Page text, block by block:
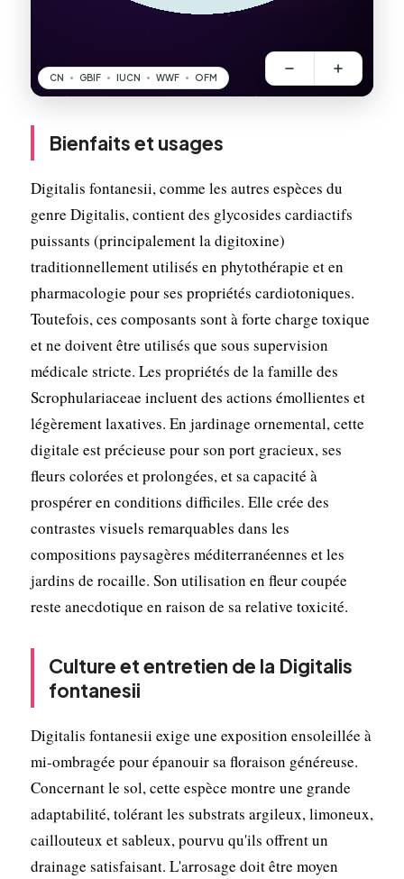
Bienfaits et usages
Digitalis fontanesii, comme les autres espèces du
genre Digitalis, contient des glycosides cardiactifs
puissants (principalement la digitoxine)
traditionnellement utilisés en phytothérapie et en
pharmacologie pour ses propriétés cardiotoniques.
Toutefois, ces composants sont à forte charge toxique
et ne doivent être utilisés que sous supervision
médicale stricte. Les propriétés de la famille des
Scrophulariaceae incluent des actions émollientes et
légèrement laxatives. En jardinage ornemental, cette
digitale est précieuse pour son port gracieux, ses
fleurs colorées et prolongées, et sa capacité à
prospérer en conditions difficiles. Elle crée des
contrastes visuels remarquables dans les
compositions paysagères méditerranéennes et les
jardins de rocaille. Son utilisation en fleur coupée
reste anecdotique en raison de sa relative toxicité.
Culture et entretien de la Digitalis
fontanesii
Digitalis fontanesii exige une exposition ensoleillée à
mi-ombragée pour épanouir sa floraison généreuse.
Concernant le sol, cette espèce montre une grande
adaptabilité, tolérant les substrats argileux, limoneux,
caillouteux et sableux, pourvu qu'ils offrent un
drainage satisfaisant. L'arrosage doit être moyen